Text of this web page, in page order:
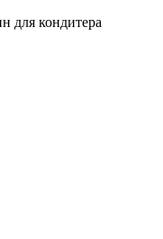
для кондитера